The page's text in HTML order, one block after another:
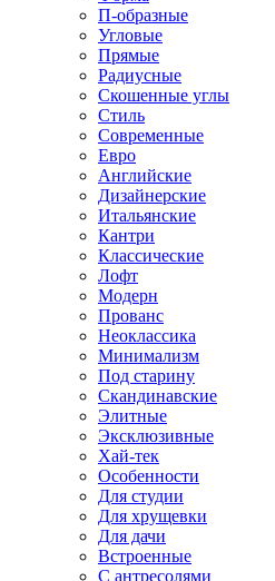
П-образные
Угловые
Прямые
Радиусные
Скошенные углы
Стиль
Современные
Евро
Английские
Дизайнерские
Итальянские
Кантри
Классические
Лофт
Модерн
Прованс
Неоклассика
Минимализм
Под старину
Скандинавские
Элитные
Эксклюзивные
Хай-тек
Особенности
Для студии
Для хрущевки
Для дачи
Встроенные
С антресолями